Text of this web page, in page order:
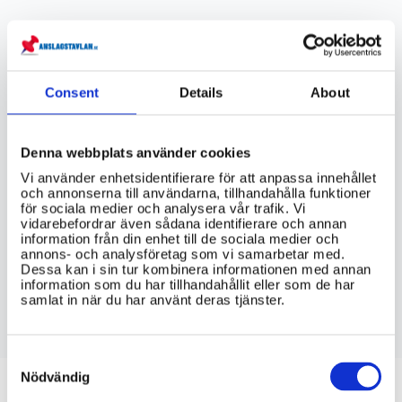
Consent Details About
Denna webbplats använder cookies
Vi använder enhetsidentifierare för att anpassa innehållet
och annonserna till användarna, tillhandahålla funktioner
för sociala medier och analysera vår trafik. Vi
vidarebefordrar även sådana identifierare och annan
information från din enhet till de sociala medier och
annons- och analysföretag som vi samarbetar med.
Dessa kan i sin tur kombinera informationen med annan
information som du har tillhandahållit eller som de har
samlat in när du har använt deras tjänster.
Selection
Nödvändig
VIKTIG INFORMATION
Sverige som ansvarar för att tillämpa
och övervaka diskrimineringslagen?
Vilka resurser finns tillgängliga för
personer som upplever diskriminering i
Sverige, till exempel rådgivning eller
stöd i att göra en anmälan?
Vilka områden omfattas av
diskrimineringslagen i Sverige? Vilka
typer av diskriminering är olagliga